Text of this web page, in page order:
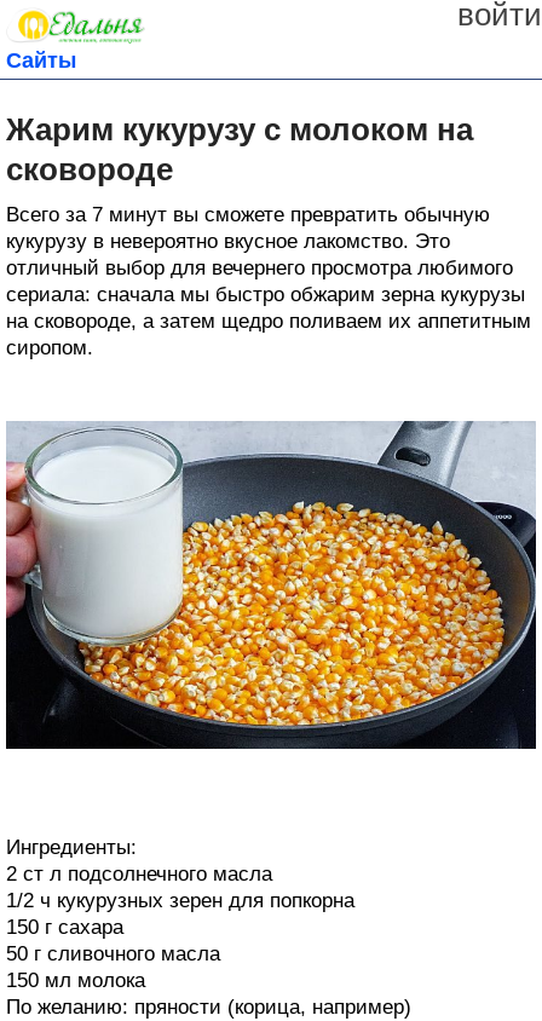
войти
Сайты
Жарим кукурузу с молоком на
сковороде
Всего за 7 минут вы сможете превратить обычную
кукурузу в невероятно вкусное лакомство. Это
отличный выбор для вечернего просмотра любимого
сериала: сначала мы быстро обжарим зерна кукурузы
на сковороде, а затем щедро поливаем их аппетитным
сиропом.
Ингредиенты:
2 ст л подсолнечного масла
1/2 ч кукурузных зерен для попкорна
150 г сахара
50 г сливочного масла
150 мл молока
По желанию: пряности (корица, например)